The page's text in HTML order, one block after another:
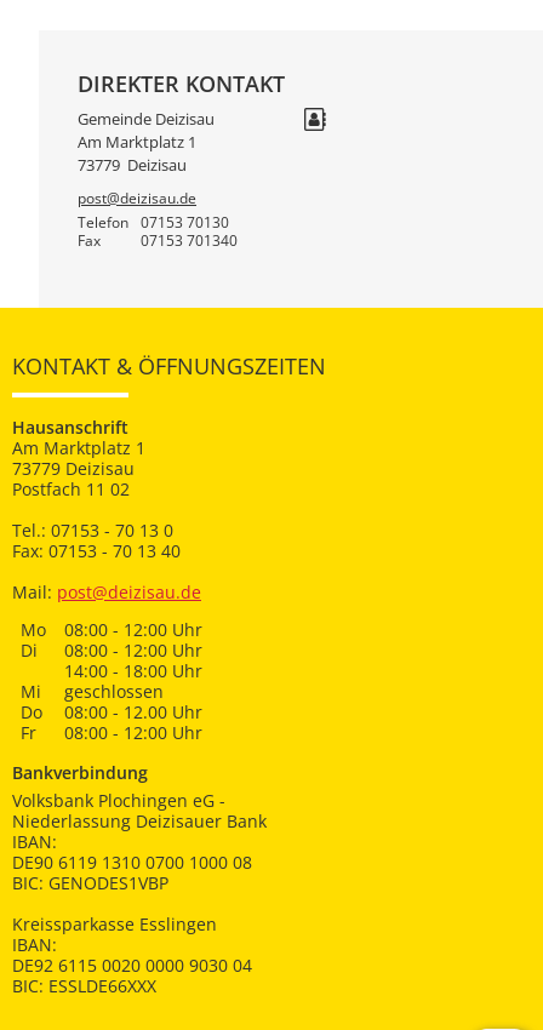
DIREKTER KONTAKT
Gemeinde Deizisau
Am Marktplatz 1
73779 Deizisau
post@deizisau.de
Telefon
07153 70130
Fax 07153 701340
KONTAKT & ÖFFNUNGSZEITEN
Hausanschrift
Am Marktplatz 1
73779 Deizisau
Postfach 11 02
Tel.: 07153 - 70 13 0
Fax: 07153 - 70 13 40
Mail: post@deizisau.de
Mo
08:00 - 12:00 Uhr
Di
08:00 - 12:00 Uhr
14:00 - 18:00 Uhr
Mi
geschlossen
Do
08:00 - 12.00 Uhr
Fr
08:00 - 12:00 Uhr
Bankverbindung
Volksbank Plochingen eG -
Niederlassung Deizisauer Bank
IBAN:
DE90 6119 1310 0700 1000 08
BIC: GENODES1VBP
Kreissparkasse Esslingen
IBAN:
DE92 6115 0020 0000 9030 04
BIC: ESSLDE66XXX